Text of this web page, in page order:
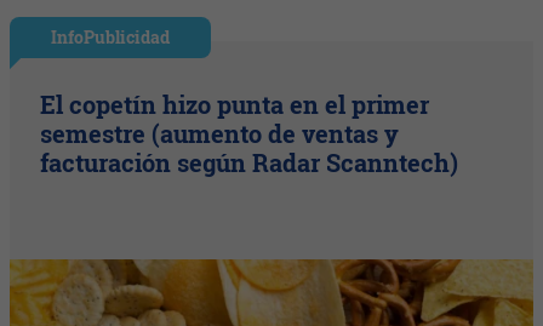
InfoPublicidad
El copetín hizo punta en el primer
semestre (aumento de ventas y
facturación según Radar Scanntech)